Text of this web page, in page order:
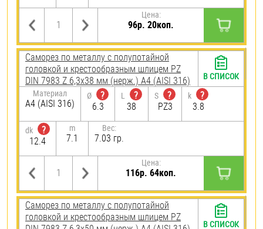
Цена:
96р. 20коп.
Саморез по металлу с полупотайной
головкой и крестообразным шлицем PZ
DIN 7983 Z 6,3х38 мм (нерж.) A4 (AISI 316)
Материал
A4 (AISI 316)
Ø
?
6.3
L
?
38
S
?
PZ3
k
?
3.8
dk
?
12.4
m
7.1
Вес:
7.03 гр.
Цена:
116р. 64коп.
В СПИСОК
Саморез по металлу с полупотайной
головкой и крестообразным шлицем PZ
В СПИСОК